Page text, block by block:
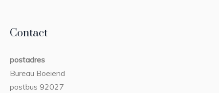
Contact
postadres
Bureau Boeiend
postbus 92027